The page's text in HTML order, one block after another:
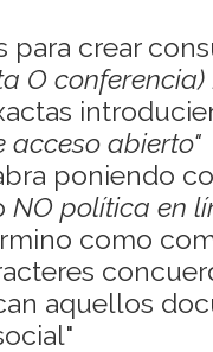
para crear
O conferencia)
acceso abierto"
poniendo
NO política en
como
aquellos